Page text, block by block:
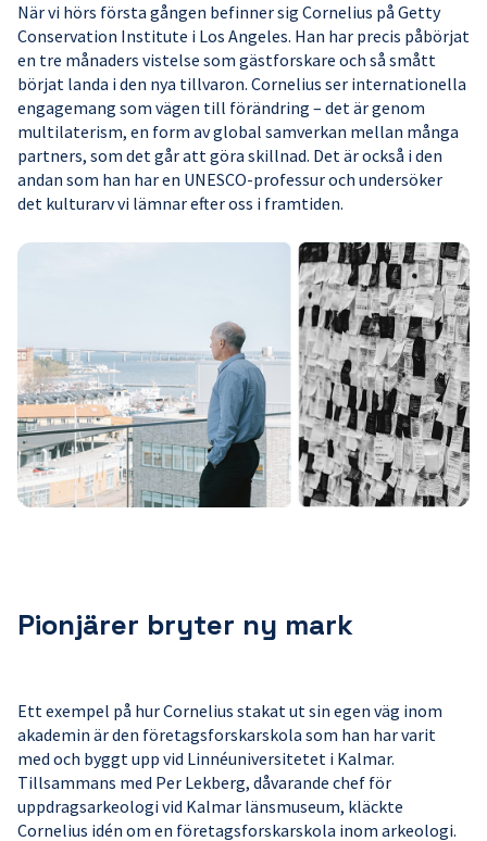
När vi hörs första gången befinner sig Cornelius på Getty
Conservation Institute i Los Angeles. Han har precis påbörjat
en tre månaders vistelse som gästforskare och så smått
börjat landa i den nya tillvaron. Cornelius ser internationella
engagemang som vägen till förändring – det är genom
multilaterism, en form av global samverkan mellan många
partners, som det går att göra skillnad. Det är också i den
andan som han har en UNESCO-professur och undersöker
det kulturarv vi lämnar efter oss i framtiden.
Pionjärer bryter ny mark
Ett exempel på hur Cornelius stakat ut sin egen väg inom
akademin är den företagsforskarskola som han har varit
med och byggt upp vid Linnéuniversitetet i Kalmar.
Tillsammans med Per Lekberg, dåvarande chef för
uppdragsarkeologi vid Kalmar länsmuseum, kläckte
Cornelius idén om en företagsforskarskola inom arkeologi.